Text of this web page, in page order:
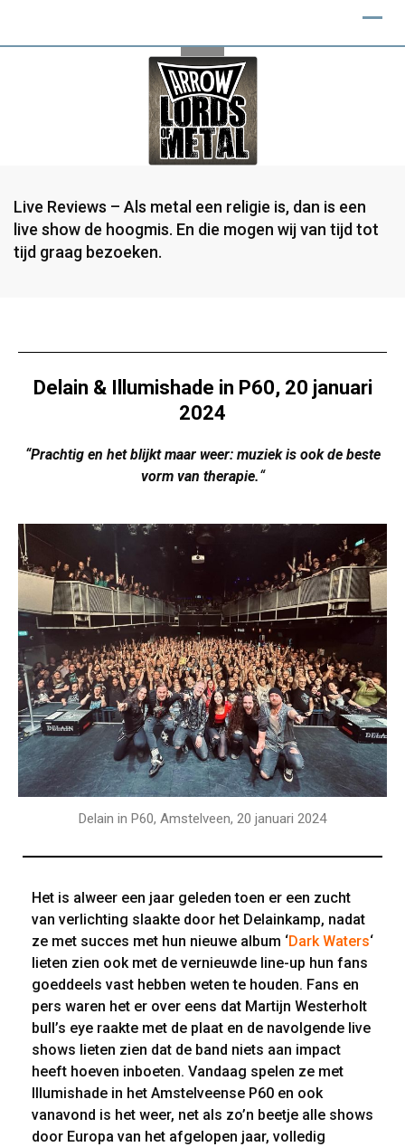
Live Reviews – Als metal een religie is, dan is een
live show de hoogmis. En die mogen wij van tijd tot
tijd graag bezoeken.
Delain & Illumishade in P60, 20 januari
2024
“Prachtig en het blijkt maar weer: muziek is ook de beste
vorm van therapie.“
Delain in P60, Amstelveen, 20 januari 2024
Het is alweer een jaar geleden toen er een zucht
van verlichting slaakte door het Delainkamp, nadat
ze met succes met hun nieuwe album ‘Dark Waters‘
lieten zien ook met de vernieuwde line-up hun fans
goeddeels vast hebben weten te houden. Fans en
pers waren het er over eens dat Martijn Westerholt
bull’s eye raakte met de plaat en de navolgende live
shows lieten zien dat de band niets aan impact
heeft hoeven inboeten. Vandaag spelen ze met
Illumishade in het Amstelveense P60 en ook
vanavond is het weer, net als zo’n beetje alle shows
door Europa van het afgelopen jaar, volledig